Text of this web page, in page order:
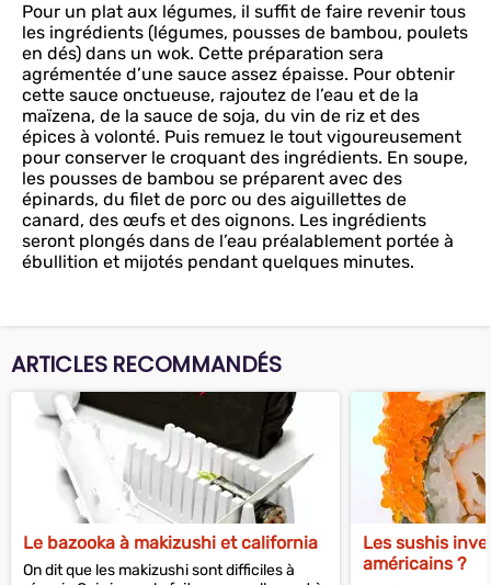
Pour un plat aux légumes, il suffit de faire revenir tous
les ingrédients (légumes, pousses de bambou, poulets
en dés) dans un wok. Cette préparation sera
agrémentée d’une sauce assez épaisse. Pour obtenir
cette sauce onctueuse, rajoutez de l’eau et de la
maïzena, de la sauce de soja, du vin de riz et des
épices à volonté. Puis remuez le tout vigoureusement
pour conserver le croquant des ingrédients. En soupe,
les pousses de bambou se préparent avec des
épinards, du filet de porc ou des aiguillettes de
canard, des œufs et des oignons. Les ingrédients
seront plongés dans de l’eau préalablement portée à
ébullition et mijotés pendant quelques minutes.
ARTICLES RECOMMANDÉS
Le bazooka à makizushi et california
On dit que les makizushi sont difficiles à
Les sushis
américains ?